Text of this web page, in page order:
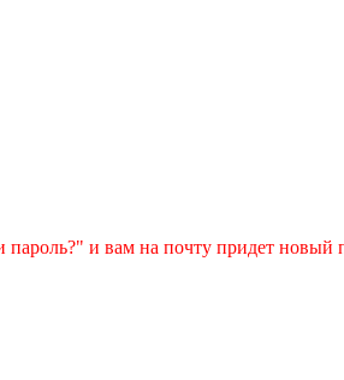
пароль?" и вам на почту придет новый